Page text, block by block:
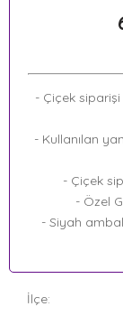
- Çiçek
- Kullanılan
- Çiçek
- Özel
- Siyah
İlçe: